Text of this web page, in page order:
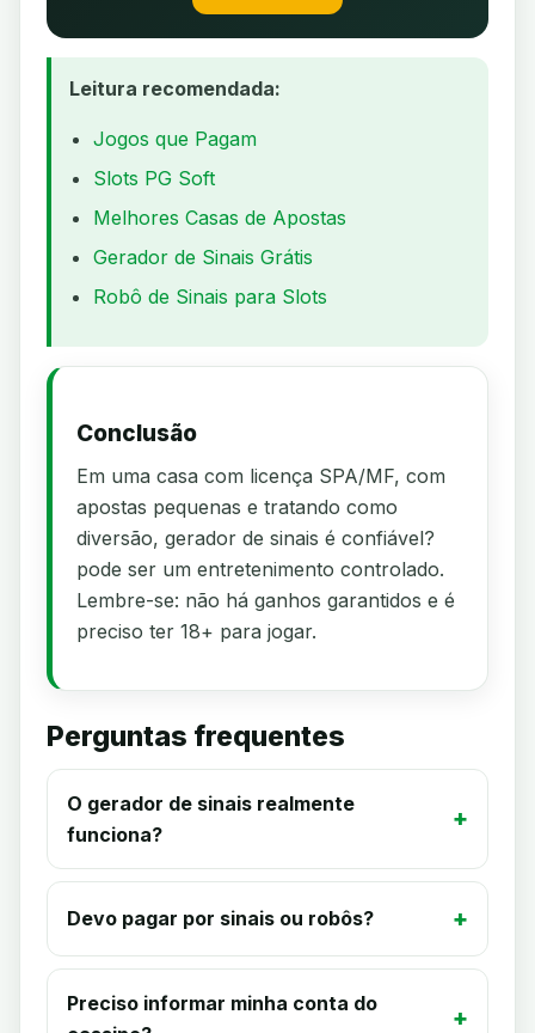
Leitura recomendada:
Jogos que Pagam
Slots PG Soft
Melhores Casas de Apostas
Gerador de Sinais Grátis
Robô de Sinais para Slots
Conclusão
Em uma casa com licença SPA/MF, com
apostas pequenas e tratando como
diversão, gerador de sinais é confiável?
pode ser um entretenimento controlado.
Lembre-se: não há ganhos garantidos e é
preciso ter 18+ para jogar.
Perguntas frequentes
O gerador de sinais realmente
funciona?
Devo pagar por sinais ou robôs?
Preciso informar minha conta do